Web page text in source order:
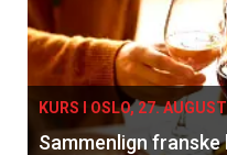
KURS I OSLO, 27. AUGUST
Sammenlign